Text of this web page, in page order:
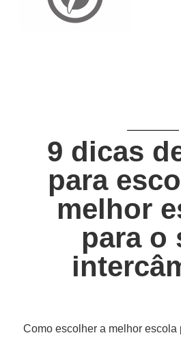
9 dicas
para
melhor
para o
Como escolher a melhor escola